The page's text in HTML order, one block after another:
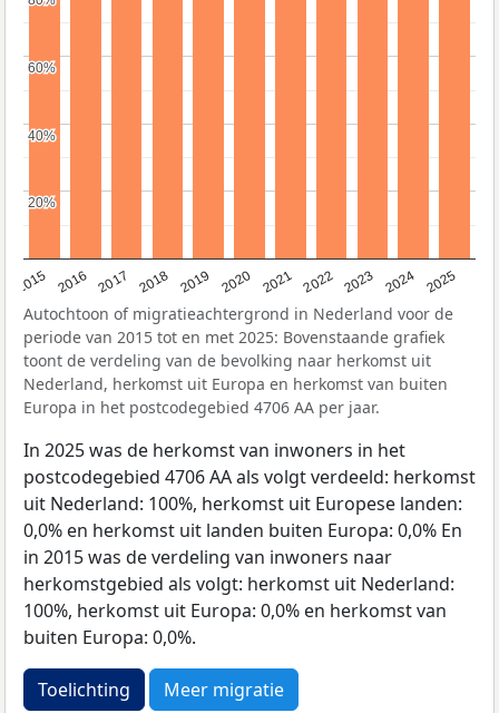
2015 2016 2017 2018 2019 2020 2021 2022 2023 2024 2025
20%
20%
40%
40%
60%
60%
Autochtoon of migratieachtergrond in Nederland voor de
periode van 2015 tot en met 2025: Bovenstaande grafiek
toont de verdeling van de bevolking naar herkomst uit
Nederland, herkomst uit Europa en herkomst van buiten
Europa in het postcodegebied 4706 AA per jaar.
In 2025 was de herkomst van inwoners in het
postcodegebied 4706 AA als volgt verdeeld: herkomst
uit Nederland: 100%, herkomst uit Europese landen:
0,0% en herkomst uit landen buiten Europa: 0,0% En
in 2015 was de verdeling van inwoners naar
herkomstgebied als volgt: herkomst uit Nederland:
100%, herkomst uit Europa: 0,0% en herkomst van
buiten Europa: 0,0%.
Toelichting Meer migratie